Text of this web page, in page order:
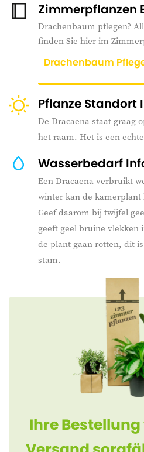
Zimmerpflanzen
Drachenbaum pflegen?
finden Sie hier im
Drachenbaum
Pflanze Standort
De Dracaena staat graag
het raam. Het is een
Wasserbedarf
Een Dracaena verbruikt
winter kan de kamerplant
Geef daarom bij twijfel
geeft geel bruine vlekken
de plant gaan rotten, dit
stam.
Ihre